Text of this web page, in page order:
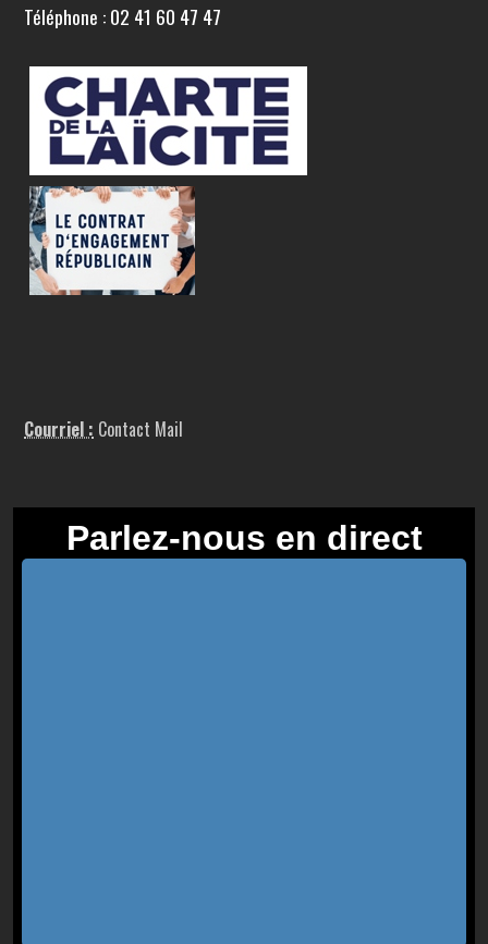
Téléphone : 02 41 60 47 47
Courriel : Contact Mail